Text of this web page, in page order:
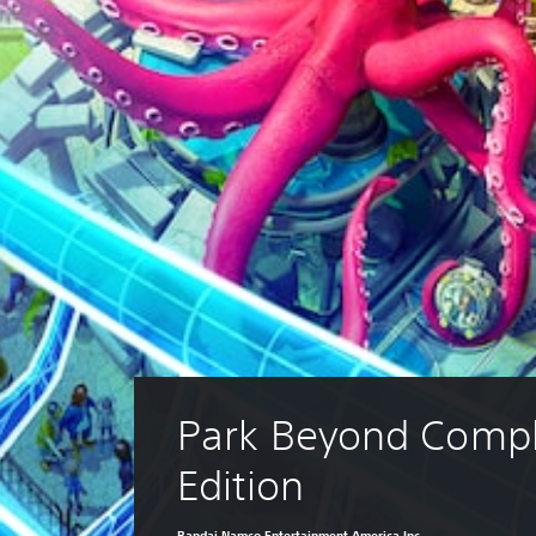
Park Beyond
Edition